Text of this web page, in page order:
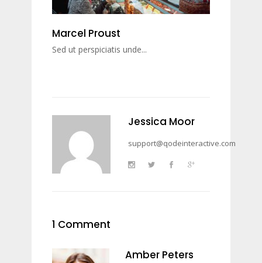
Marcel Proust
Sed ut perspiciatis unde...
Jessica Moor
support@qodeinteractive.com
1 Comment
Amber Peters